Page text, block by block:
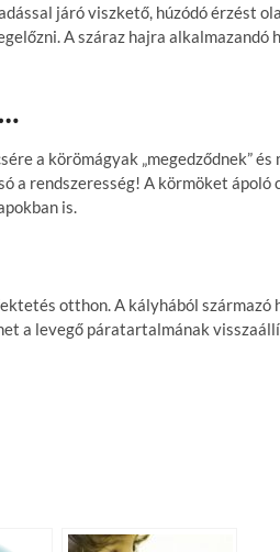
járó viszkető, húzódó érzést
A száraz hajra alkalmazandó
a körömágyak „megedződnek” és
a rendszeresség! A körmöket ápoló
is.
otthon. A kályhából
a levegő páratartalmának